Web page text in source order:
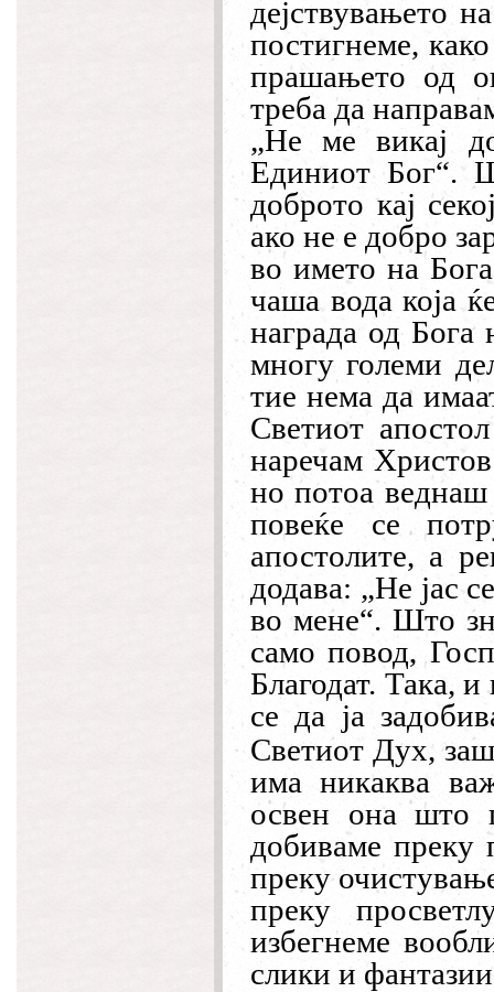
дејствувањето
постигнеме,
прашањето од
треба да
„Не ме викај
Единиот Бог“.
доброто кај
ако не е добро
во името на
чаша вода која
награда од
многу големи
тие нема да
Светиот
наречам
но потоа веднаш
повеќе се
апостолите, а
додава: „Не јас
во мене“. Што
само повод,
Благодат. Така,
се да ја
Светиот Дух,
има никаква
освен она што
добиваме преку
преку
преку
избегнеме
слики и